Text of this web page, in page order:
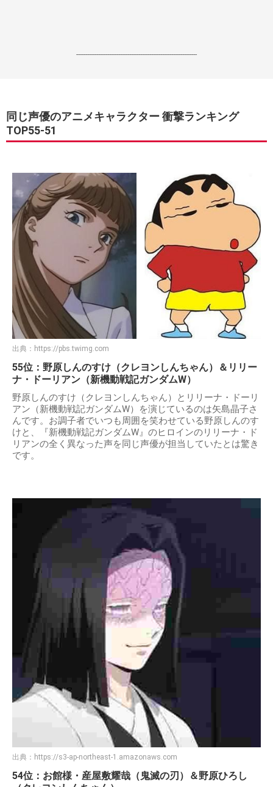
------------------------------------------------------------------
同じ声優のアニメキャラクター 衝撃ランキング
TOP55-51
出典： https://pbs.twimg.com
55位：野原しんのすけ（クレヨンしんちゃん）＆リリー
ナ・ドーリアン（新機動戦記ガンダムW）
野原しんのすけ（クレヨンしんちゃん）とリリーナ・ドーリ
アン（新機動戦記ガンダムW）を演じているのは矢島晶子さ
んです。お調子者でいつも周囲を笑わせている野原しんのす
けと、『新機動戦記ガンダムW』のヒロインのリリーナ・ド
リアンの全く異なった声を同じ声優が担当していたとは驚き
です。
出典： https://s3-ap-northeast-1.amazonaws.com
54位：お館様・産屋敷耀哉（鬼滅の刃）＆野原ひろし